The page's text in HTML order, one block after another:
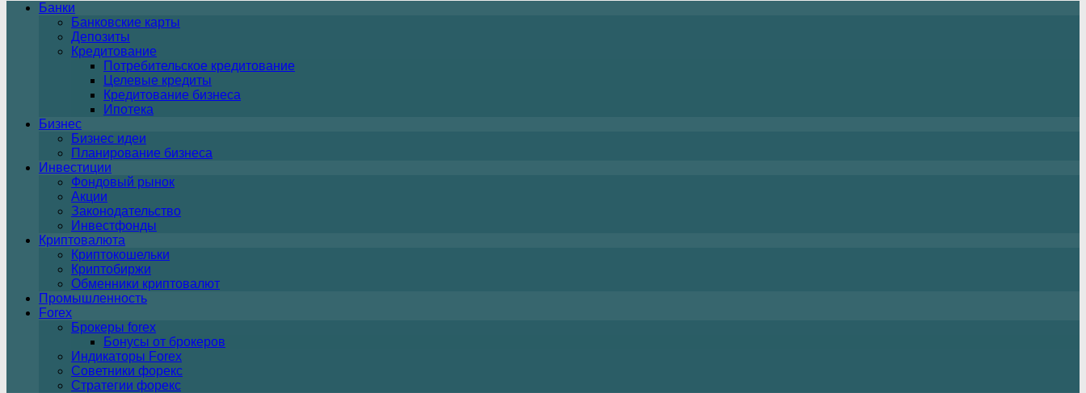
Банки
Банковские карты
Депозиты
Кредитование
Потребительское кредитование
Целевые кредиты
Кредитование бизнеса
Ипотека
Бизнес
Бизнес идеи
Планирование бизнеса
Инвестиции
Фондовый рынок
Акции
Законодательство
Инвестфонды
Криптовалюта
Криптокошельки
Криптобиржи
Обменники криптовалют
Промышленность
Forex
Брокеры forex
Бонусы от брокеров
Индикаторы Forex
Советники форекс
Стратегии форекс